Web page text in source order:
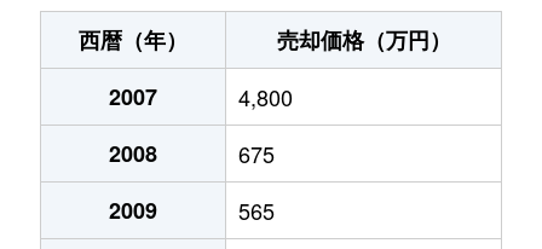
西暦（年）
売却価格（万円）
2007
4,800
2008
675
2009
565